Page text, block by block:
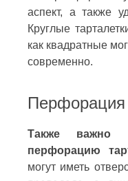
аспект, а также
Круглые
как квадратные
современно.
Перфорация
Также важно
перфорацию
могут иметь